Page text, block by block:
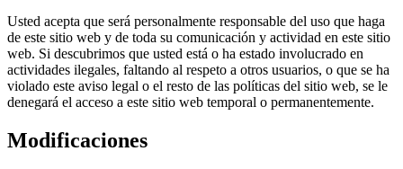
Usted acepta que será personalmente responsable del uso que haga
de este sitio web y de toda su comunicación y actividad en este sitio
web. Si descubrimos que usted está o ha estado involucrado en
actividades ilegales, faltando al respeto a otros usuarios, o que se ha
violado este aviso legal o el resto de las políticas del sitio web, se le
denegará el acceso a este sitio web temporal o permanentemente.
Modificaciones